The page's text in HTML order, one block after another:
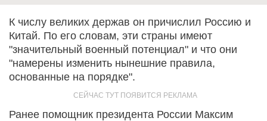
К числу великих держав он причислил Россию и
Китай. По его словам, эти страны имеют
"значительный военный потенциал" и что они
"намерены изменить нынешние правила,
основанные на порядке".
Ранее помощник президента России Максим